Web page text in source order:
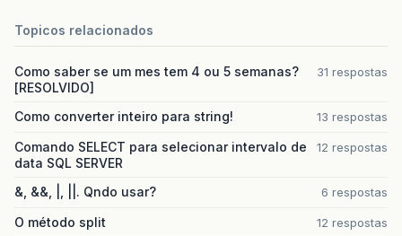
Topicos relacionados
Como saber se um mes tem 4 ou 5 semanas?
[RESOLVIDO]
31 respostas
Como converter inteiro para string! 13 respostas
Comando SELECT para selecionar intervalo de
data SQL SERVER
12 respostas
&, &&, |, ||. Qndo usar? 6 respostas
O método split 12 respostas